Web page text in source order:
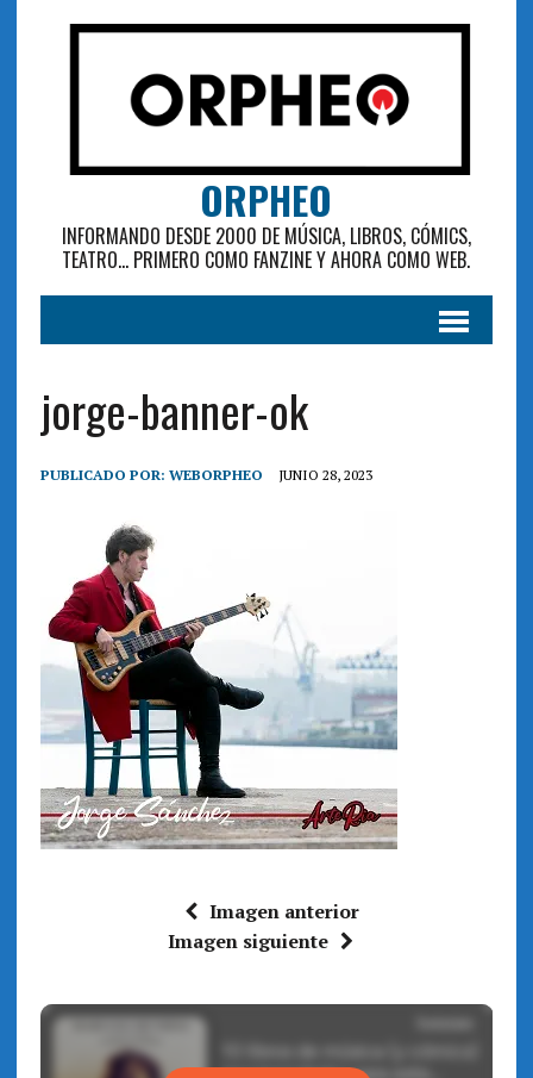
ORPHEO
INFORMANDO DESDE 2000 DE MÚSICA, LIBROS, CÓMICS,
TEATRO... PRIMERO COMO FANZINE Y AHORA COMO WEB.
jorge-banner-ok
PUBLICADO POR: WEBORPHEO JUNIO 28, 2023
Imagen anterior
Imagen siguiente